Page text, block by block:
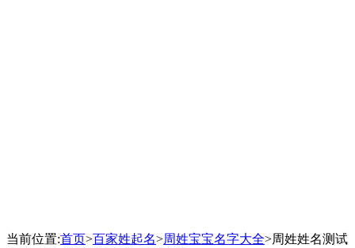
当前位置:首页>百家姓起名>周姓宝宝名字大全>周姓姓名测试